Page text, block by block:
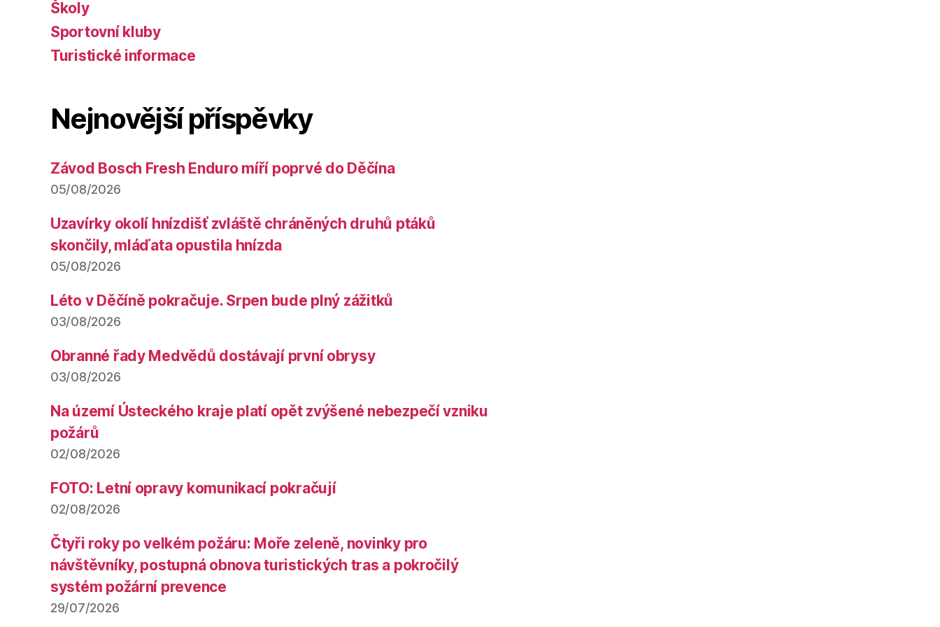
Školy
Sportovní kluby
Turistické informace
Nejnovější příspěvky
Závod Bosch Fresh Enduro míří poprvé do Děčína
05/08/2026
Uzavírky okolí hnízdišť zvláště chráněných druhů ptáků
skončily, mláďata opustila hnízda
05/08/2026
Léto v Děčíně pokračuje. Srpen bude plný zážitků
03/08/2026
Obranné řady Medvědů dostávají první obrysy
03/08/2026
Na území Ústeckého kraje platí opět zvýšené nebezpečí vzniku
požárů
02/08/2026
FOTO: Letní opravy komunikací pokračují
02/08/2026
Čtyři roky po velkém požáru: Moře zeleně, novinky pro
návštěvníky, postupná obnova turistických tras a pokročilý
systém požární prevence
29/07/2026